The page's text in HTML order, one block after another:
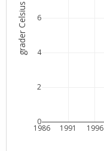
1986 1991 1996
0
2
4
6
grader Celsius